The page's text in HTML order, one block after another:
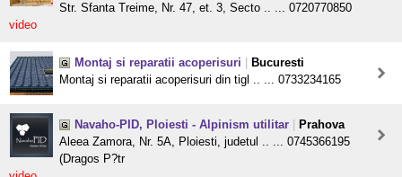
Str. Sfanta Treime, Nr. 47, et. 3, Secto .. ... 0720770850
video
Montaj si reparatii acoperisuri
Bucuresti
Montaj si reparatii acoperisuri din tigl .. ... 0733234165
Navaho-PID, Ploiesti - Alpinism utilitar
Prahova
Aleea Zamora, Nr. 5A, Ploiesti, judetul .. ... 0745366195
(Dragos P?tr